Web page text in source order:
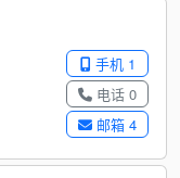
手机 1
电话 0
邮箱 4